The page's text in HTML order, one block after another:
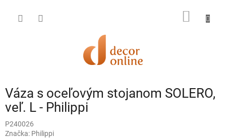
obsah
Váza s oceľovým stojanom SOLERO,
veľ. L - Philippi
P240026
Značka: Philippi